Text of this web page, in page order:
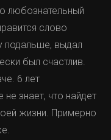
любознательный
слово
подальше, выдал
был счастлив.
6 лет
знает, что найдет
жизни. Примерно